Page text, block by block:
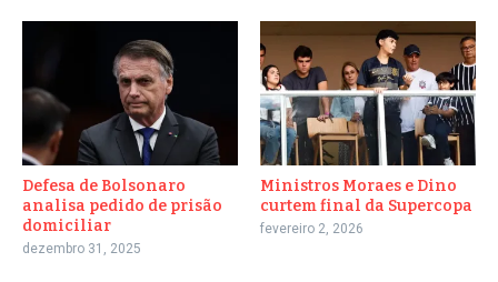
Defesa de Bolsonaro
analisa pedido de prisão
domiciliar
dezembro 31, 2025
Ministros Moraes e Dino
curtem final da Supercopa
fevereiro 2, 2026